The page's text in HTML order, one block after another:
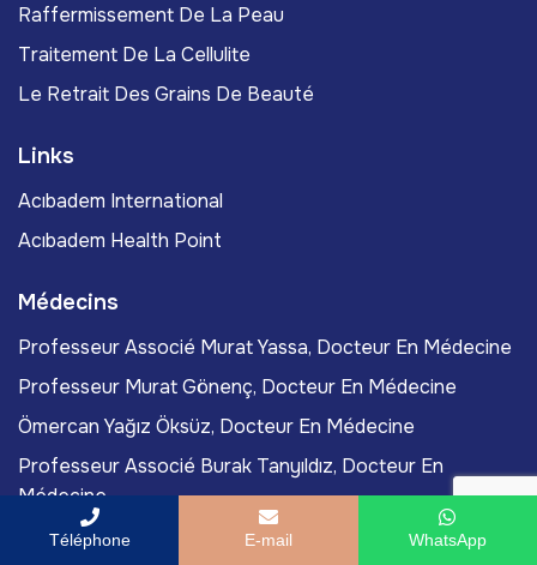
Raffermissement De La Peau
Traitement De La Cellulite
Le Retrait Des Grains De Beauté
Links
Acıbadem International
Acıbadem Health Point
Médecins
Professeur Associé Murat Yassa, Docteur En Médecine
Professeur Murat Gönenç, Docteur En Médecine
Ömercan Yağız Öksüz, Docteur En Médecine
Professeur Associé Burak Tanyıldız, Docteur En
Médecine
Didem Kazan, Docteure En Médecine
Téléphone E-mail WhatsApp